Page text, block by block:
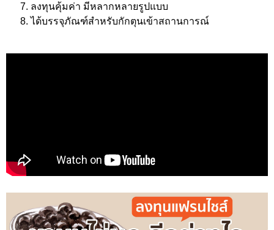
ลงทุนคุ้มค่า มีหลากหลายรูปแบบ
ได้บรรจุภัณฑ์สำหรับกักตุนเข้าสถานการณ์